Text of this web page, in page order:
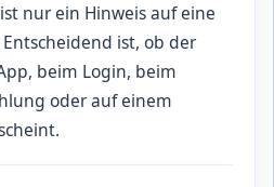
nur ein Hinweis auf eine
ist, ob der
beim Login, beim
oder auf einem